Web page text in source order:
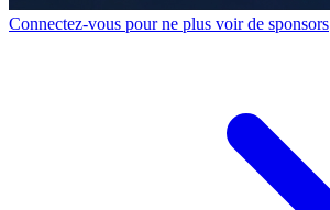
Connectez-vous pour ne plus voir de sponsors